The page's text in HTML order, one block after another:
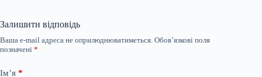
Залишити відповідь
Ваша e-mail адреса не оприлюднюватиметься. Обов’язкові поля
позначені *
Ім’я *